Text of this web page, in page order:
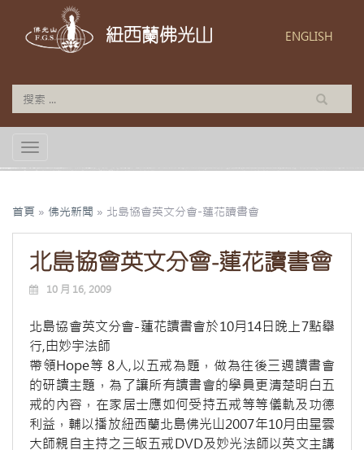
紐西蘭佛光山 ENGLISH
TOGGLE NAVIGATION
首頁 » 佛光新聞 » 北島協會英文分會-蓮花讀書會
北島協會英文分會-蓮花讀書會
10 月 16, 2009
北島協會英文分會-蓮花讀書會於10月14日晚上7點舉
行,由妙宇法師
帶領Hope等 8人,以五戒為題，做為往後三週讀書會
的研讀主題，為了讓所有讀書會的學員更清楚明白五
戒的內容，在家居士應如何受持五戒等等儀軌及功德
利益，輔以播放紐西蘭北島佛光山2007年10月由星雲
大師親自主持之三皈五戒DVD及妙光法師以英文主講